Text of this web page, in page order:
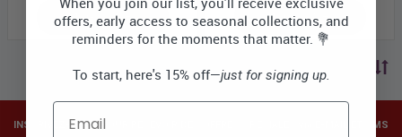
MAGASINEZ MAGASINEZ
trier par prix
INSCRIVEZ-VOUS POUR RECEVOIR DES OFFRES SPÉCIALES via E-MAIL ET SMS
offers, early access to seasonal collections, and
reminders for the moments that matter. 💐
To start, here's 15% off—just for signing up.
Email